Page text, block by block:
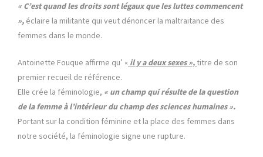
« C’est quand les droits sont légaux que les luttes commencent
», éclaire la militante qui veut dénoncer la maltraitance des
femmes dans le monde.
Antoinette Fouque affirme qu’ « il y a deux sexes », titre de son
premier recueil de référence.
Elle crée la féminologie, « un champ qui résulte de la question
de la femme à l’intérieur du champ des sciences humaines ».
Portant sur la condition féminine et la place des femmes dans
notre société, la féminologie signe une rupture.